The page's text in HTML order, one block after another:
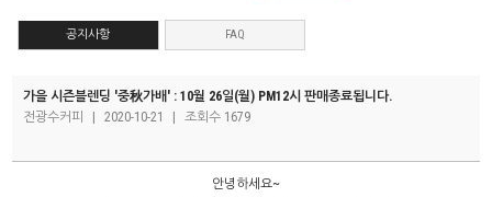
공지사항 FAQ
가을 시즌블렌딩 '중秋가배' : 10월 26일(월) PM12시 판매종료됩니다.
전광수커피
2020-10-21 조회수 1679
안녕하세요~